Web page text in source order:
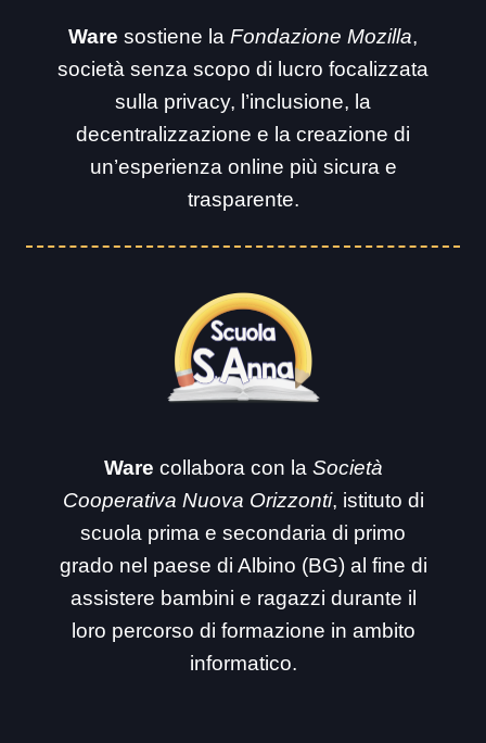
Ware sostiene la Fondazione Mozilla,
società senza scopo di lucro focalizzata
sulla privacy, l’inclusione, la
decentralizzazione e la creazione di
un’esperienza online più sicura e
trasparente.
Ware collabora con la Società
Cooperativa Nuova Orizzonti, istituto di
scuola prima e secondaria di primo
grado nel paese di Albino (BG) al fine di
assistere bambini e ragazzi durante il
loro percorso di formazione in ambito
informatico.